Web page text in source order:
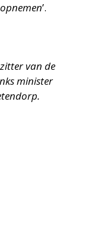
’.
van de
minister